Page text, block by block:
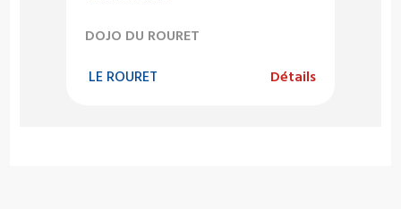
DOJO DU ROURET
LE ROURET Détails